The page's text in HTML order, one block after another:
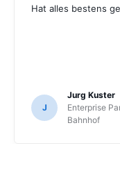
Hat alles bestens
J
Jurg Kuster
Enterprise
Bahnhof